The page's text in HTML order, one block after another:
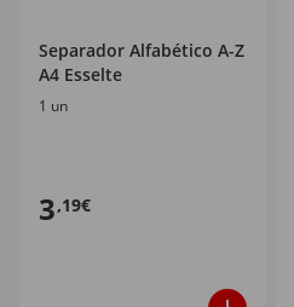
Separador Alfabético A-Z
A4 Esselte
1 un
3,19€